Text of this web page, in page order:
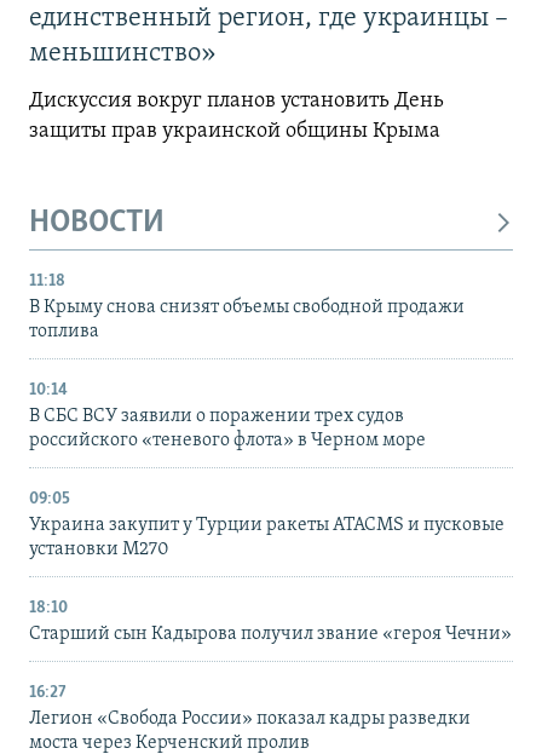
единственный регион, где украинцы –
меньшинство»
Дискуссия вокруг планов установить День
защиты прав украинской общины Крыма
НОВОСТИ
11:18
В Крыму снова снизят объемы свободной продажи
топлива
10:14
В СБС ВСУ заявили о поражении трех судов
российского «теневого флота» в Черном море
09:05
Украина закупит у Турции ракеты ATACMS и пусковые
установки M270
18:10
Старший сын Кадырова получил звание «героя Чечни»
16:27
Легион «Свобода России» показал кадры разведки
моста через Керченский пролив